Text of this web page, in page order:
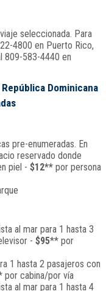
seleccionada. Para
4800 en Puerto Rico,
809-583-4440 en
Dominicana
pre-enumeradas. En
reservado donde
piel - $12**por persona
al mar para 1 hasta 3
- $95** por
1 hasta 2 pasajeros con
por cabina/por vía
al mar para 1 hasta 4